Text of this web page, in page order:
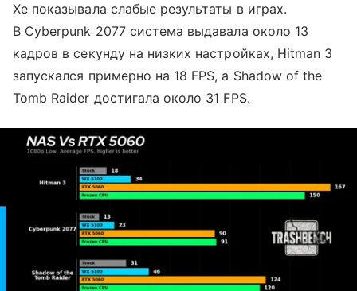
Xe показывала слабые результаты в играх.
В Cyberpunk 2077 система выдавала около 13
кадров в секунду на низких настройках, Hitman 3
запускался примерно на 18 FPS, а Shadow of the
Tomb Raider достигала около 31 FPS.